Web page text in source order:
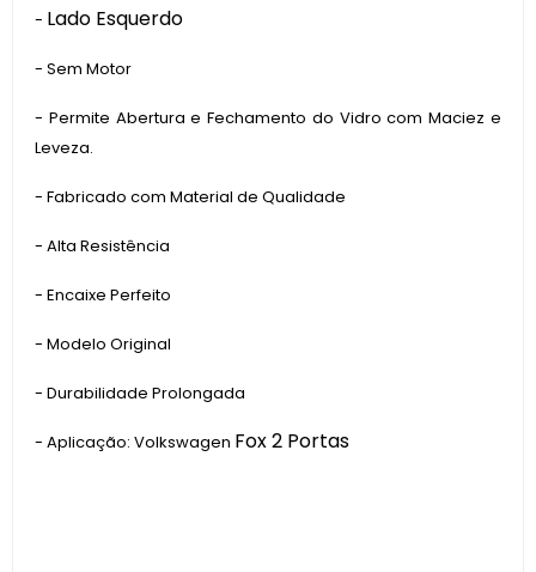
- Lado Esquerdo
- Sem Motor
- Permite Abertura e Fechamento do Vidro com Maciez e
Leveza.
- Fabricado com Material de Qualidade
- Alta Resistência
- Encaixe Perfeito
- Modelo Original
- Durabilidade Prolongada
- Aplicação: Volkswagen Fox 2 Portas